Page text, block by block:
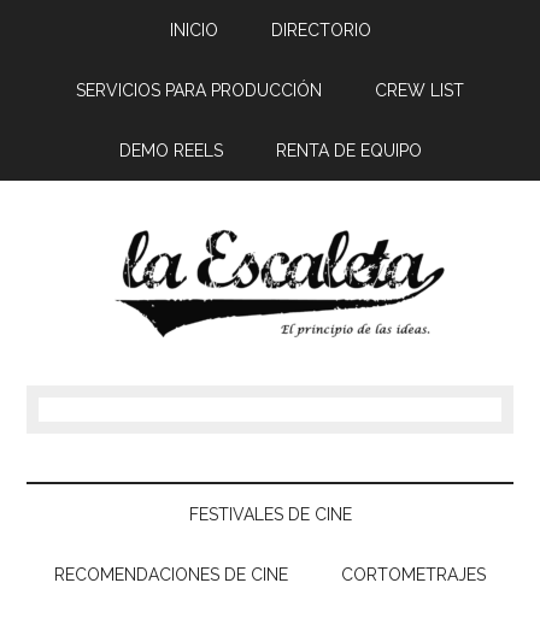
INICIO DIRECTORIO
SERVICIOS PARA PRODUCCIÓN CREW LIST
DEMO REELS RENTA DE EQUIPO
FESTIVALES DE CINE
RECOMENDACIONES DE CINE CORTOMETRAJES